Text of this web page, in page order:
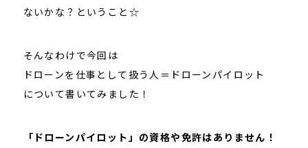
ないかな？ということ☆
そんなわけで今回は
ドローンを仕事として扱う人＝ドローンパイロット
について書いてみました！
「ドローンパイロット」の資格や免許はありません！